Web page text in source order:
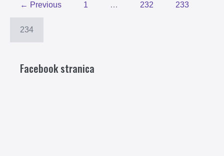
← Previous 1 … 232 233
234
Facebook stranica